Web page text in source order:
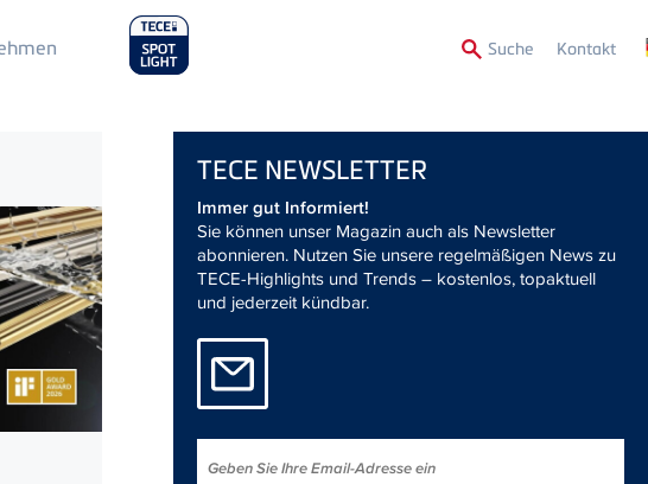
Suche Kontakt
TECE NEWSLETTER
Immer gut Informiert!
Sie können unser Magazin auch als Newsletter
abonnieren. Nutzen Sie unsere regelmäßigen News zu
TECE-Highlights und Trends – kostenlos, topaktuell
und jederzeit kündbar.